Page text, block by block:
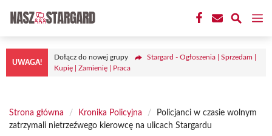
treści
UWAGA!
Dołącz do nowej grupy
Stargard - Ogłoszenia | Sprzedam |
Kupię | Zamienię | Praca
Strona główna / Kronika Policyjna /
Policjanci w czasie wolnym
zatrzymali nietrzeźwego kierowcę na ulicach Stargardu